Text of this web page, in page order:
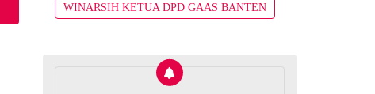
WINARSIH KETUA DPD GAAS BANTEN